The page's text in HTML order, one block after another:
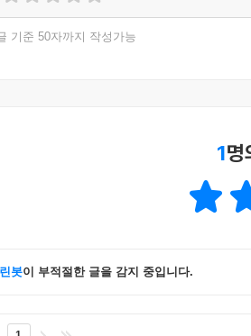
님 스스로에게 겨누십니다. 오히려 당
않을까요?
읽고 있으면 마치 저자의 설교를 듣고
더봄교회, 『새로운 신앙을 만나려는 당
로 시작하는 창세기의 이야기는 우리에
만 소비해 왔는지도 모릅니다. 그러나
다면, 이 책은 한 걸음 더 나아가 “그
기준 50자까지 작성가능
1명
봇이 부적절한 글을 감지 중입니다.